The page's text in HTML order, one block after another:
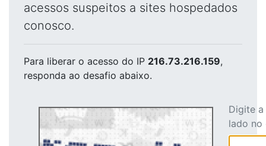
acessos suspeitos a sites hospedados
conosco.
Para liberar o acesso do IP 216.73.216.159,
responda ao desafio abaixo.
Digite
lado no